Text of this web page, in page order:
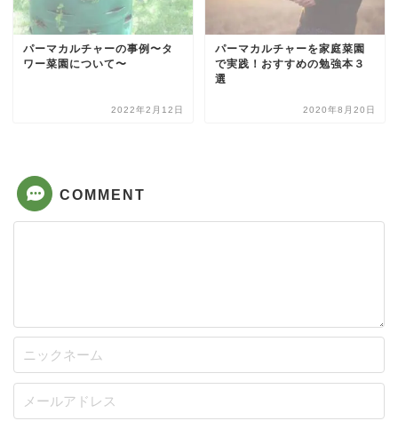
パーマカルチャーの事例〜タ
ワー菜園について〜
2022年2月12日
パーマカルチャーを家庭菜園
で実践！おすすめの勉強本３
選
2020年8月20日
COMMENT